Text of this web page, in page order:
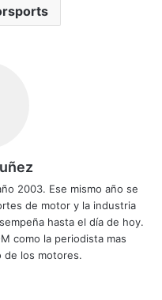
2003. Ese mismo año se
de motor y la industria
hasta el día de hoy.
como la periodista mas
de los motores.